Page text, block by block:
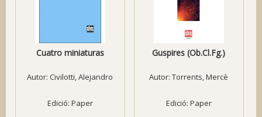
Cuatro miniaturas
Autor:Civilotti, Alejandro
Edició: Paper
Guspires (Ob.Cl.Fg.)
Autor:Torrents, Mercè
Edició: Paper